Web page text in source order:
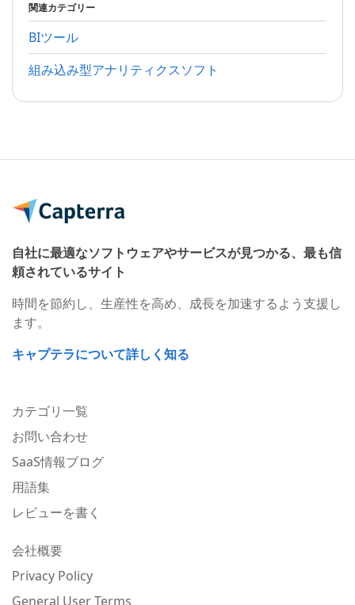
関連カテゴリー
BIツール
組み込み型アナリティクスソフト
自社に最適なソフトウェアやサービスが見つかる、最も信
頼されているサイト
時間を節約し、生産性を高め、成長を加速するよう支援し
ます。
キャプテラについて詳しく知る
カテゴリ一覧
お問い合わせ
SaaS情報ブログ
用語集
レビューを書く
会社概要
Privacy Policy
General User Terms